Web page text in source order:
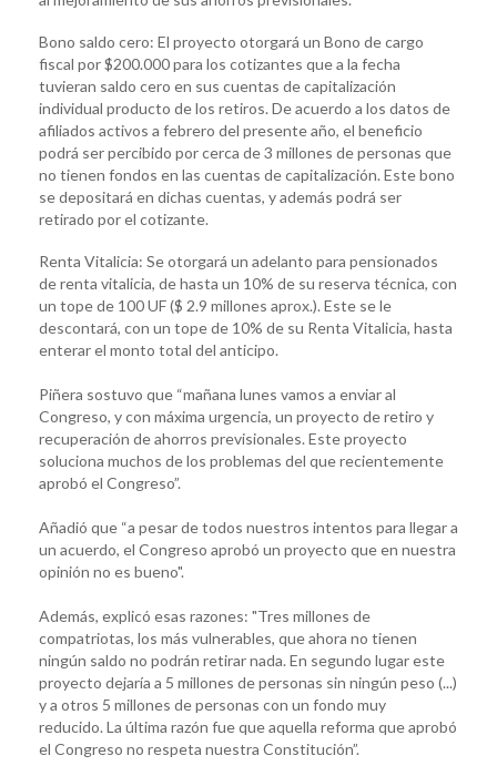
Bono saldo cero: El proyecto otorgará un Bono de cargo
fiscal por $200.000 para los cotizantes que a la fecha
tuvieran saldo cero en sus cuentas de capitalización
individual producto de los retiros. De acuerdo a los datos de
afiliados activos a febrero del presente año, el beneficio
podrá ser percibido por cerca de 3 millones de personas que
no tienen fondos en las cuentas de capitalización. Este bono
se depositará en dichas cuentas, y además podrá ser
retirado por el cotizante.
Renta Vitalicia: Se otorgará un adelanto para pensionados
de renta vitalicia, de hasta un 10% de su reserva técnica, con
un tope de 100 UF ($ 2.9 millones aprox.). Este se le
descontará, con un tope de 10% de su Renta Vitalicia, hasta
enterar el monto total del anticipo.
Piñera sostuvo que “mañana lunes vamos a enviar al
Congreso, y con máxima urgencia, un proyecto de retiro y
recuperación de ahorros previsionales. Este proyecto
soluciona muchos de los problemas del que recientemente
aprobó el Congreso”.
Añadió que “a pesar de todos nuestros intentos para llegar a
un acuerdo, el Congreso aprobó un proyecto que en nuestra
opinión no es bueno".
Además, explicó esas razones: "Tres millones de
compatriotas, los más vulnerables, que ahora no tienen
ningún saldo no podrán retirar nada. En segundo lugar este
proyecto dejaría a 5 millones de personas sin ningún peso (...)
y a otros 5 millones de personas con un fondo muy
reducido. La última razón fue que aquella reforma que aprobó
el Congreso no respeta nuestra Constitución”.